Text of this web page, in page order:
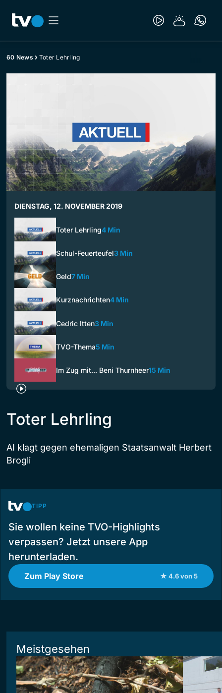
60 News Toter Lehrling
DIENSTAG, 12. NOVEMBER 2019
Toter Lehrling4 Min
Schul-Feuerteufel3 Min
Geld7 Min
Kurznachrichten4 Min
Cedric Itten3 Min
TVO-Thema5 Min
Im Zug mit... Beni Thurnheer15 Min
Toter Lehrling
AI klagt gegen ehemaligen Staatsanwalt Herbert
Brogli
TIPP
Sie wollen keine TVO-Highlights
verpassen? Jetzt unsere App
herunterladen.
Zum Play Store ★ 4.6 von 5
Meistgesehen